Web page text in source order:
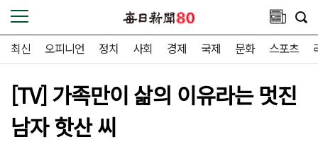
최신 오피니언 정치 사회 경제 국제 문화 스포츠
[TV] 가족만이 삶의 이유라는 멋진
남자 핫산 씨